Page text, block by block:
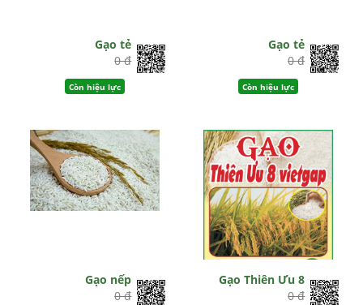
Gạo tẻ
0 đ
Còn hiệu lực
Gạo tẻ
0 đ
Còn hiệu lực
Gạo nếp
0 đ
Gạo Thiên Ưu 8
0 đ